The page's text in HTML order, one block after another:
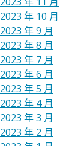
2023 年 10 月
2023 年 9 月
2023 年 8 月
2023 年 7 月
2023 年 6 月
2023 年 5 月
2023 年 4 月
2023 年 3 月
2023 年 2 月